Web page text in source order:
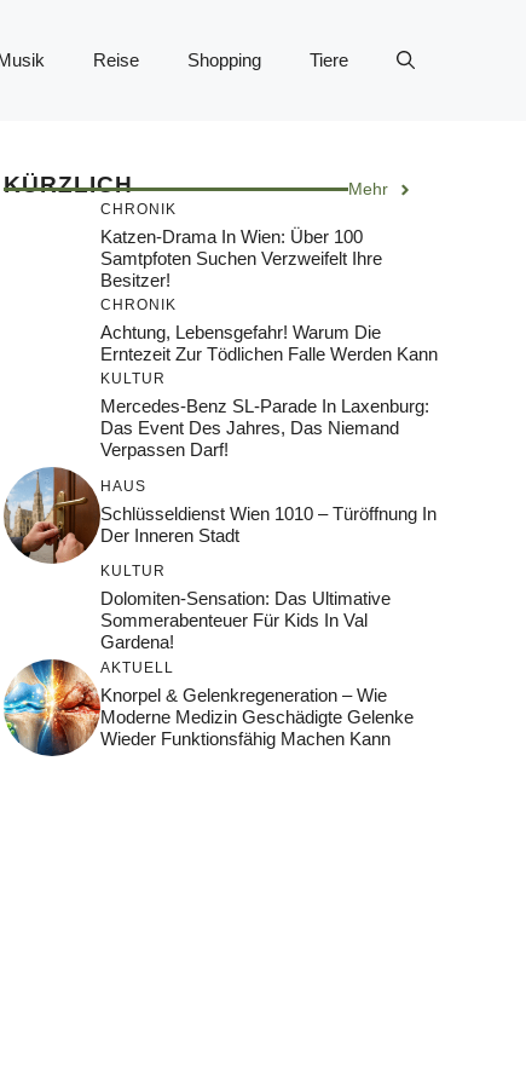
Reise Shopping Tiere
KÜRZLICH Mehr
CHRONIK
Katzen-Drama In Wien: Über 100
Samtpfoten Suchen Verzweifelt Ihre
Besitzer!
CHRONIK
Achtung, Lebensgefahr! Warum Die
Erntezeit Zur Tödlichen Falle Werden Kann
KULTUR
Mercedes-Benz SL-Parade In Laxenburg:
Das Event Des Jahres, Das Niemand
Verpassen Darf!
HAUS
Schlüsseldienst Wien 1010 – Türöffnung In
Der Inneren Stadt
KULTUR
Dolomiten-Sensation: Das Ultimative
Sommerabenteuer Für Kids In Val
Gardena!
AKTUELL
Knorpel & Gelenkregeneration – Wie
Moderne Medizin Geschädigte Gelenke
Wieder Funktionsfähig Machen Kann